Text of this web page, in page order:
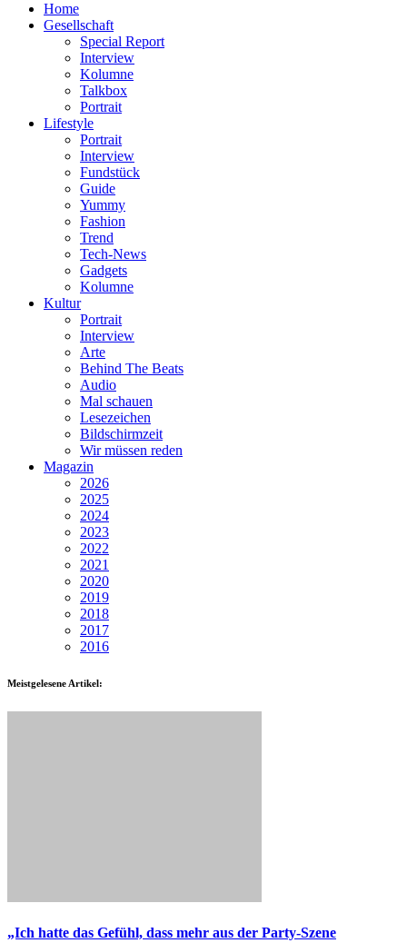
Home
Gesellschaft
Special Report
Interview
Kolumne
Talkbox
Portrait
Lifestyle
Portrait
Interview
Fundstück
Guide
Yummy
Fashion
Trend
Tech-News
Gadgets
Kolumne
Kultur
Portrait
Interview
Arte
Behind The Beats
Audio
Mal schauen
Lesezeichen
Bildschirmzeit
Wir müssen reden
Magazin
2026
2025
2024
2023
2022
2021
2020
2019
2018
2017
2016
Meistgelesene Artikel:
„Ich hatte das Gefühl, dass mehr aus der Party-Szene